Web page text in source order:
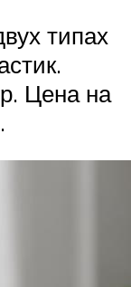
типах
Цена на